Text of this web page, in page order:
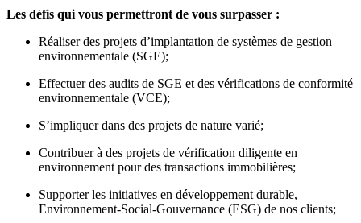
Les défis qui vous permettront de vous surpasser :
Réaliser des projets d’implantation de systèmes de gestion
environnementale (SGE);
Effectuer des audits de SGE et des vérifications de conformité
environnementale (VCE);
S’impliquer dans des projets de nature varié;
Contribuer à des projets de vérification diligente en
environnement pour des transactions immobilières;
Supporter les initiatives en développement durable,
Environnement-Social-Gouvernance (ESG) de nos clients;